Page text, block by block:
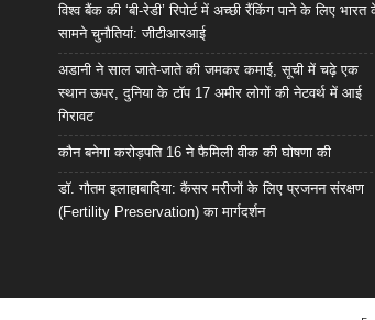
विश्व बैंक की ‘बी-रेडी’ रिपोर्ट में अच्छी रैंकिंग पाने के लिए भारत
सामने चुनौतियां: जीटीआरआई
अडानी ने साल जाते-जाते की जमकर कमाई, सूची में चढ़े एक
स्थान ऊपर, दुनिया के टॉप 17 अमीर लोगों की नेटवर्थ में आई
गिरावट
कौन बनेगा करोड़पति 16 ने फैमिली वीक की घोषणा की
डॉ. गौतम इलाहाबादिया: कैंसर मरीजों के लिए प्रजनन संरक्षण
(Fertility Preservation) का मार्गदर्शन